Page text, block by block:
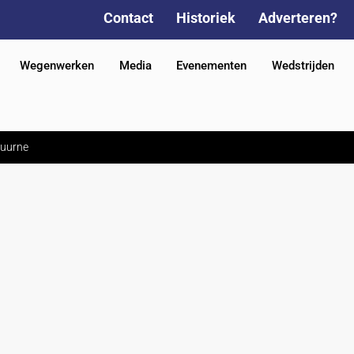
Contact Historiek Adverteren?
Wegenwerken Media Evenementen Wedstrijden